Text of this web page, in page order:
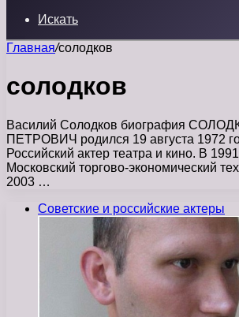
Искать
Главная/солодков
солодков
Василий Солодков биография
ПЕТРОВИЧ родился 19 августа 1972
Российский актер театра и кино. В
Московский торгово-экономический
2003 …
Советские и российские актеры